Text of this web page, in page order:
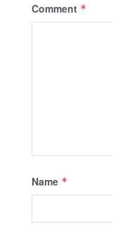
Comment *
Name *